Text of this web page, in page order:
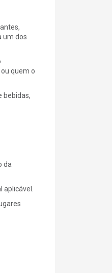
um dos
quem o
bebidas,
da